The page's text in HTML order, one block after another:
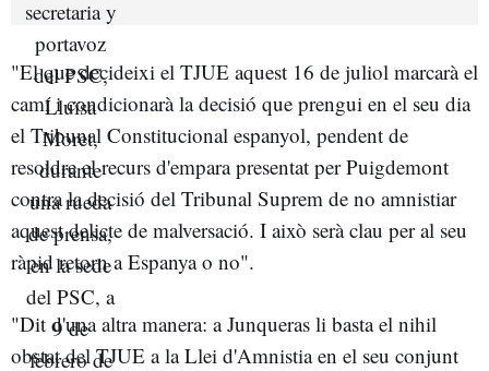
"El que decideixi el TJUE aquest 16 de juliol marcarà el
camí i condicionarà la decisió que prengui en el seu dia
el Tribunal Constitucional espanyol, pendent de
resoldre el recurs d'empara presentat per Puigdemont
contra la decisió del Tribunal Suprem de no amnistiar
aquest delicte de malversació. I això serà clau per al seu
ràpid retorn a Espanya o no".
"Dit d'una altra manera: a Junqueras li basta el nihil
obstat del TJUE a la Llei d'Amnistia en el seu conjunt